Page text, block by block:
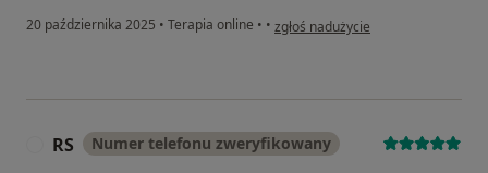
20 października 2025 • Terapia online • • w opinii użytkownika Zofia R.
zgłoś nadużycie
RS Numer telefonu zweryfikowany